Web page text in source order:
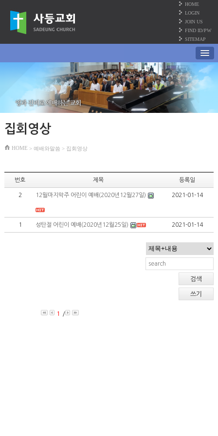
HOME
LOGIN
JOIN US
FIND ID/PW
SITEMAP
집회영상
HOME > 예배와말씀 > 집회영상
번호 제목 등록일
2 12월마지막주 어린이 예배(2020년12월27일) 2021-01-14
1 성탄절 어린이 예배(2020년12월25일) 2021-01-14
검색
쓰기
1 /